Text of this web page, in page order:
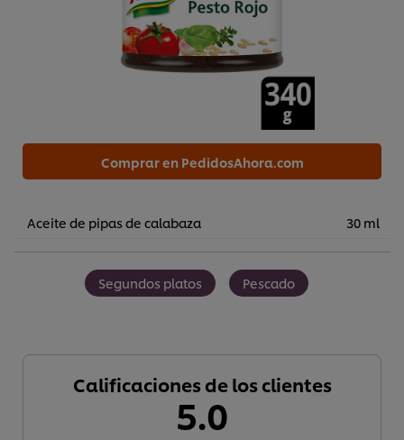
Comprar en PedidosAhora.com
Aceite de pipas de calabaza 30 ml
Segundos platos Pescado
Calificaciones de los clientes
5.0